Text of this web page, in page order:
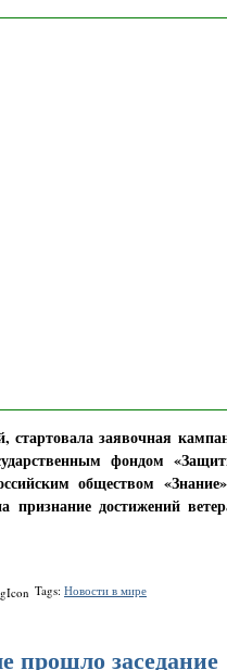
заявочная
фондом
обществом
достижений
Tags: Новости в мире
прошло заседание